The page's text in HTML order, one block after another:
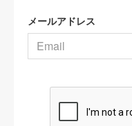
メールアドレス